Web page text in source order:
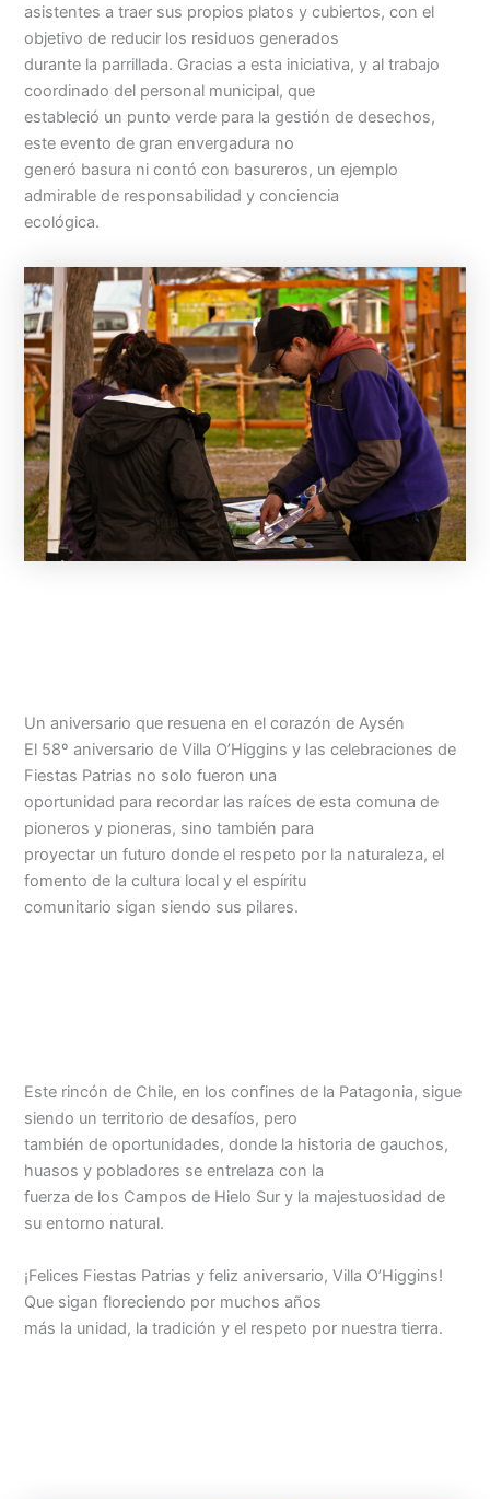
asistentes a traer sus propios platos y cubiertos, con el
objetivo de reducir los residuos generados
durante la parrillada. Gracias a esta iniciativa, y al trabajo
coordinado del personal municipal, que
estableció un punto verde para la gestión de desechos,
este evento de gran envergadura no
generó basura ni contó con basureros, un ejemplo
admirable de responsabilidad y conciencia
ecológica.
Un aniversario que resuena en el corazón de Aysén
El 58º aniversario de Villa O’Higgins y las celebraciones de
Fiestas Patrias no solo fueron una
oportunidad para recordar las raíces de esta comuna de
pioneros y pioneras, sino también para
proyectar un futuro donde el respeto por la naturaleza, el
fomento de la cultura local y el espíritu
comunitario sigan siendo sus pilares.
Este rincón de Chile, en los confines de la Patagonia, sigue
siendo un territorio de desafíos, pero
también de oportunidades, donde la historia de gauchos,
huasos y pobladores se entrelaza con la
fuerza de los Campos de Hielo Sur y la majestuosidad de
su entorno natural.
¡Felices Fiestas Patrias y feliz aniversario, Villa O’Higgins!
Que sigan floreciendo por muchos años
más la unidad, la tradición y el respeto por nuestra tierra.